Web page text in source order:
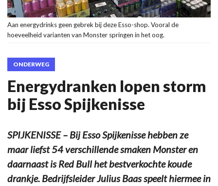
Aan energydrinks geen gebrek bij deze Esso-shop. Vooral de
hoeveelheid varianten van Monster springen in het oog.
ONDERWEG
Energydranken lopen storm
bij Esso Spijkenisse
SPIJKENISSE – Bij Esso Spijkenisse hebben ze
maar liefst 54 verschillende smaken Monster en
daarnaast is Red Bull het bestverkochte koude
drankje. Bedrijfsleider Julius Baas speelt hiermee in